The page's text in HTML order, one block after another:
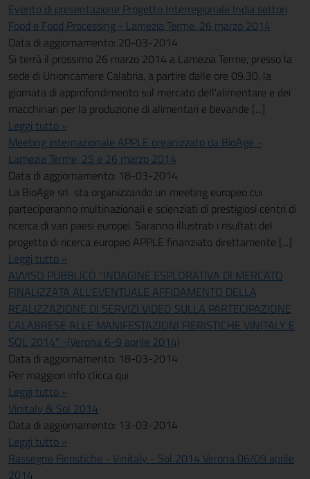
Evento di presentazione Progetto Interregionale India settori
Food e Food Processing - Lamezia Terme, 26 marzo 2014
Data di aggiornamento: 20-03-2014
Si terrà il prossimo 26 marzo 2014 a Lamezia Terme, presso la
sede di Unioncamere Calabria, a partire dalle ore 09.30, la
giornata di approfondimento sul mercato dell'alimentare e dei
macchinari per la produzione di alimentari e bevande [...]
Leggi tutto »
Meeting internazionale APPLE organizzato da BioAge -
Lamezia Terme, 25 e 26 marzo 2014
Data di aggiornamento: 18-03-2014
La BioAge srl sta organizzando un meeting europeo cui
parteciperanno multinazionali e scienziati di prestigiosi centri di
ricerca di vari paesi europei. Saranno illustrati i risultati del
progetto di ricerca europeo APPLE finanziato direttamente [...]
Leggi tutto »
AVVISO PUBBLICO "INDAGINE ESPLORATIVA DI MERCATO
FINALIZZATA ALL'EVENTUALE AFFIDAMENTO DELLA
REALIZZAZIONE DI SERVIZI VIDEO SULLA PARTECIPAZIONE
CALABRESE ALLE MANIFESTAZIONI FIERISTICHE VINITALY E
SOL 2014" -(Verona 6-9 aprile 2014)
Data di aggiornamento: 18-03-2014
Per maggiori info clicca qui
Leggi tutto »
Vinitaly & Sol 2014
Data di aggiornamento: 13-03-2014
Leggi tutto »
Rassegne Fieristiche - Vinitaly - Sol 2014 Verona 06/09 aprile
2014